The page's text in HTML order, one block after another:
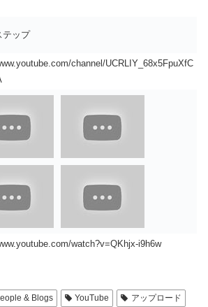
テップ
channel/UCRLIY_68x5FpuXfC
watch?v=QKhjx-i9h6w
& Blogs YouTube
アップロード